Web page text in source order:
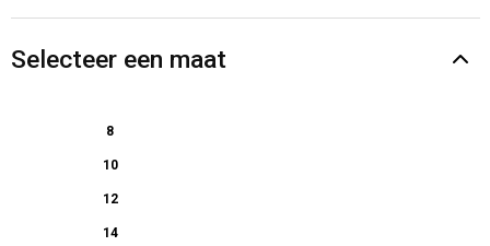
Kledingaccessoires
Selecteer een maat
8
10
12
14